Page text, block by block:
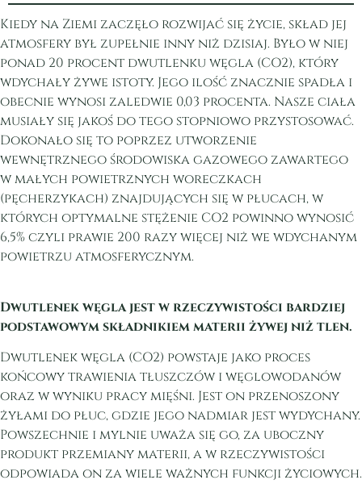
Kiedy na Ziemi zaczęło rozwijać się życie, skład jej
atmosfery był zupełnie inny niż dzisiaj. Było w niej
ponad 20 procent dwutlenku węgla (CO2), który
wdychały żywe istoty. Jego ilość znacznie spadła i
obecnie wynosi zaledwie 0,03 procenta. Nasze ciała
musiały się jakoś do tego stopniowo przystosować.
Dokonało się to poprzez utworzenie
wewnętrznego środowiska gazowego zawartego
w małych powietrznych woreczkach
(pęcherzykach) znajdujących się w płucach, w
których optymalne stężenie CO2 powinno wynosić
6,5% czyli prawie 200 razy więcej niż we wdychanym
powietrzu atmosferycznym.
Dwutlenek węgla jest w rzeczywistości bardziej
podstawowym składnikiem materii żywej niż tlen.
Dwutlenek węgla (CO2) powstaje jako proces
końcowy trawienia tłuszczów i węglowodanów
oraz w wyniku pracy mięśni. Jest on przenoszony
żyłami do płuc, gdzie jego nadmiar jest wydychany.
Powszechnie i mylnie uważa się go, za uboczny
produkt przemiany materii, a w rzeczywistości
odpowiada on za wiele ważnych funkcji życiowych.